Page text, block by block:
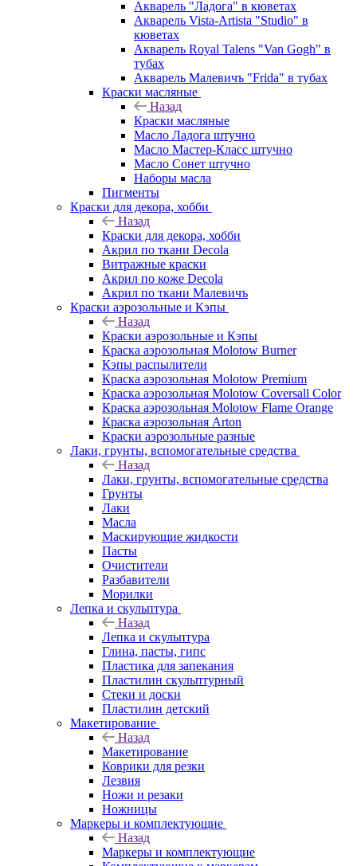
Акварель "Ладога" в кюветах
Акварель Vista-Artista "Studio" в
кюветах
Акварель Royal Talens "Van Gogh" в
тубах
Акварель Малевичъ "Frida" в тубах
Краски масляные
Назад
Краски масляные
Масло Ладога штучно
Масло Мастер-Класс штучно
Масло Сонет штучно
Наборы масла
Пигменты
Краски для декора, хобби
Назад
Краски для декора, хобби
Акрил по ткани Decola
Витражные краски
Акрил по коже Decola
Акрил по ткани Малевичъ
Краски аэрозольные и Кэпы
Назад
Краски аэрозольные и Кэпы
Краска аэрозольная Molotow Burner
Кэпы распылители
Краска аэрозольная Molotow Premium
Краска аэрозольная Molotow Coversall Color
Краска аэрозольная Molotow Flame Orange
Краска аэрозольная Arton
Краски аэрозольные разные
Лаки, грунты, вспомогательные средства
Назад
Лаки, грунты, вспомогательные средства
Грунты
Лаки
Масла
Маскирующие жидкости
Пасты
Очистители
Разбавители
Морилки
Лепка и скульптура
Назад
Лепка и скульптура
Глина, пасты, гипс
Пластика для запекания
Пластилин скульптурный
Стеки и доски
Пластилин детский
Макетирование
Назад
Макетирование
Коврики для резки
Лезвия
Ножи и резаки
Ножницы
Маркеры и комплектующие
Назад
Маркеры и комплектующие